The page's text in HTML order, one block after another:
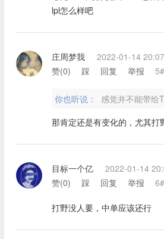
lpl怎么样吧
庄周梦我
2022-01-14
赞(0) 踩 回复 举报 5#
你也听说：
感觉并不能带给
那肯定还是有变化的，尤其打
目标一个亿
2022-01-14
赞(0) 踩 回复 举报 6#
打野没人要，中单应该还行